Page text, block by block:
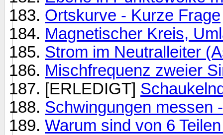
Ortskurve - Kurze Frage
Magnetischer Kreis,
Strom im Neutralleiter
Mischfrequenz zweier
[ERLEDIGT]
Schwingungen messen
Warum sind von 6